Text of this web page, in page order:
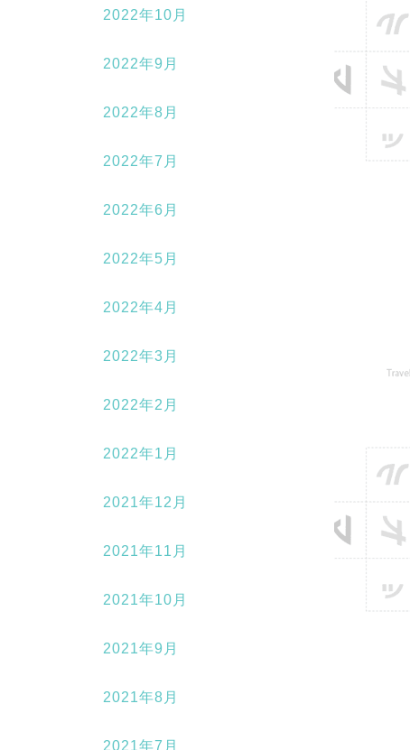
2022年10月
2022年9月
2022年8月
2022年7月
2022年6月
2022年5月
2022年4月
2022年3月
2022年2月
2022年1月
2021年12月
2021年11月
2021年10月
2021年9月
2021年8月
2021年7月